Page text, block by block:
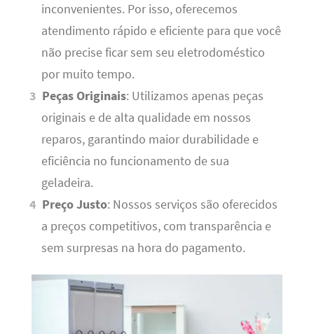
inconvenientes. Por isso, oferecemos
atendimento rápido e eficiente para que você
não precise ficar sem seu eletrodoméstico
por muito tempo.
Peças Originais: Utilizamos apenas peças
originais e de alta qualidade em nossos
reparos, garantindo maior durabilidade e
eficiência no funcionamento de sua
geladeira.
Preço Justo: Nossos serviços são oferecidos
a preços competitivos, com transparência e
sem surpresas na hora do pagamento.